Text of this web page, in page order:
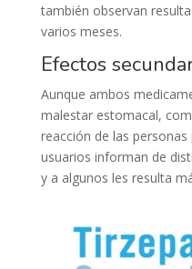
también observan
varios meses.
Efectos
Aunque ambos
malestar estomacal,
reacción de las personas
usuarios informan de
y a algunos les resulta